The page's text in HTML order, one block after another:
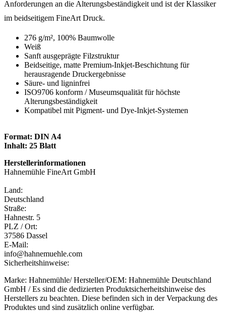
Anforderungen an die Alterungsbeständigkeit und ist der Klassiker
im beidseitigem FineArt Druck.
276 g/m², 100% Baumwolle
Weiß
Sanft ausgeprägte Filzstruktur
Beidseitige, matte Premium-Inkjet-Beschichtung für
herausragende Druckergebnisse
Säure- und ligninfrei
ISO9706 konform / Museumsqualität für höchste
Alterungsbeständigkeit
Kompatibel mit Pigment- und Dye-Inkjet-Systemen
Format: DIN A4
Inhalt: 25 Blatt
Herstellerinformationen
Hahnemühle FineArt GmbH
Land:
Deutschland
Straße:
Hahnestr. 5
PLZ / Ort:
37586 Dassel
E-Mail:
info@hahnemuehle.com
Sicherheitshinweise:
Marke: Hahnemühle/ Hersteller/OEM: Hahnemühle Deutschland
GmbH / Es sind die dedizierten Produktsicherheitshinweise des
Herstellers zu beachten. Diese befinden sich in der Verpackung des
Produktes und sind zusätzlich online verfügbar.